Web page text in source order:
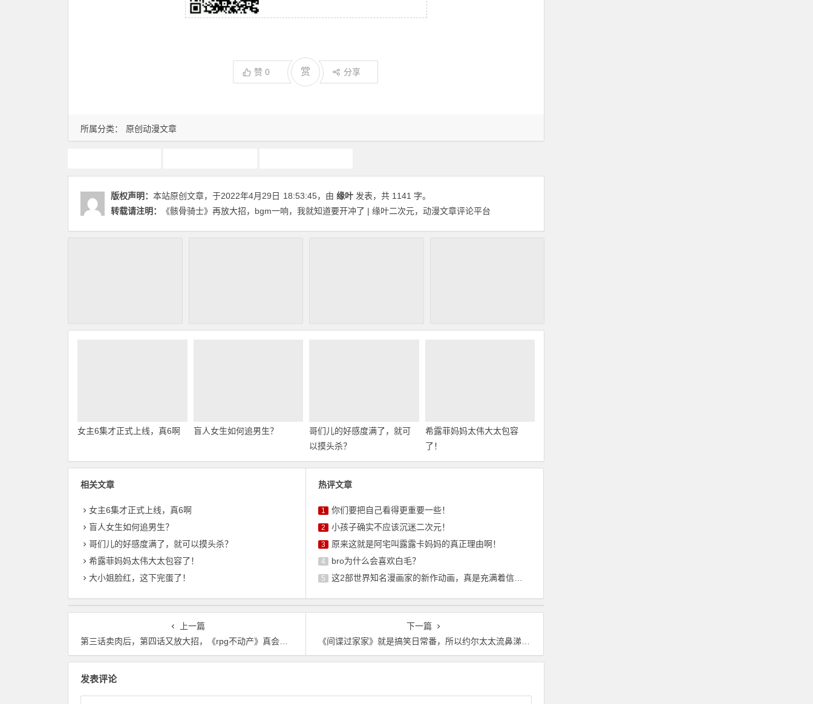
所属分类： 原创动漫文章
赞 0 赏 分享
版权声明： 本站原创文章，于2022年4月29日 18:53:45，由 缘叶 发表，共 1141 字。
转载请注明：
《骸骨骑士》再放大招，bgm一响，我就知道要开冲了 | 缘叶二次元，动漫文章评论平台
女主6集才正式上线，真6啊 盲人女生如何追男生？
哥们儿的好感度满了，就可
以摸头杀？
希露菲妈妈太伟大太包容
了！
相关文章
女主6集才正式上线，真6啊
盲人女生如何追男生？
哥们儿的好感度满了，就可以摸头杀？
希露菲妈妈太伟大太包容了！
大小姐脸红，这下完蛋了！
热评文章
1 你们要把自己看得更重要一些！
2 小孩子确实不应该沉迷二次元！
3 原来这就是阿宅叫露露卡妈妈的真正理由啊！
4 bro为什么会喜欢白毛？
5 这2部世界知名漫画家的新作动画，真是充满着信任感呢
上一篇
第三话卖肉后，第四话又放大招，《rpg不动产》真会搞事
下一篇
《间谍过家家》就是搞笑日常番，所以约尔太太流鼻涕真可爱
发表评论